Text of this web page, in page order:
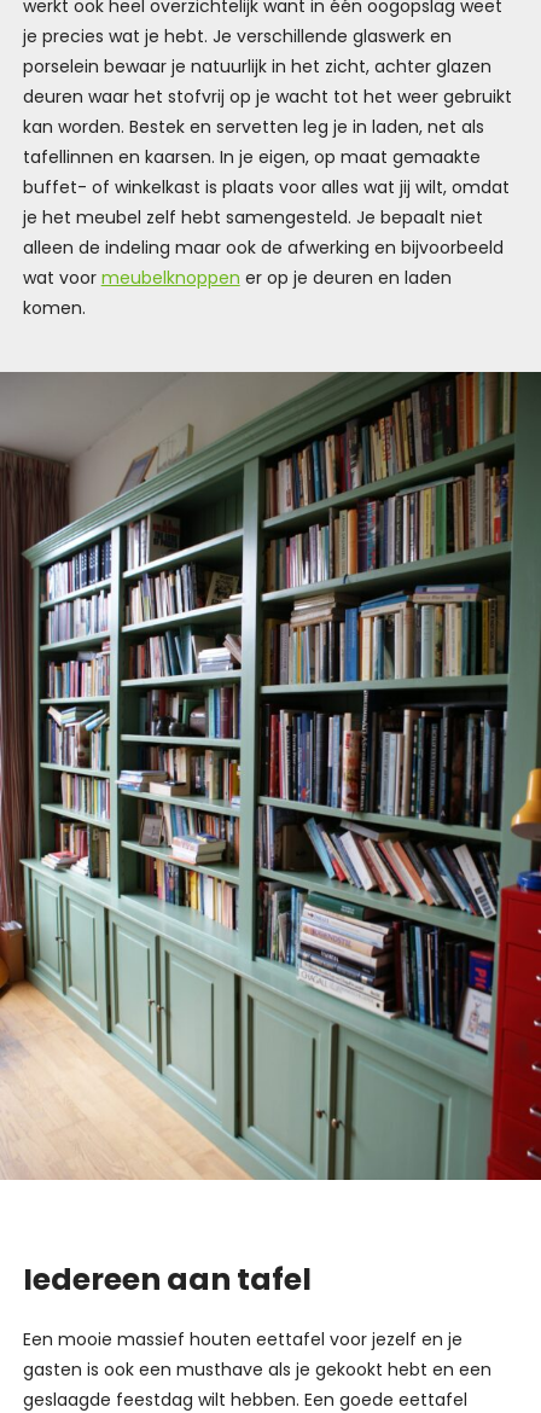
werkt ook heel overzichtelijk want in één oogopslag weet
je precies wat je hebt. Je verschillende glaswerk en
porselein bewaar je natuurlijk in het zicht, achter glazen
deuren waar het stofvrij op je wacht tot het weer gebruikt
kan worden. Bestek en servetten leg je in laden, net als
tafellinnen en kaarsen. In je eigen, op maat gemaakte
buffet- of winkelkast is plaats voor alles wat jij wilt, omdat
je het meubel zelf hebt samengesteld. Je bepaalt niet
alleen de indeling maar ook de afwerking en bijvoorbeeld
wat voor meubelknoppen er op je deuren en laden
komen.
Iedereen aan tafel
Een mooie massief houten eettafel voor jezelf en je
gasten is ook een musthave als je gekookt hebt en een
geslaagde feestdag wilt hebben. Een goede eettafel